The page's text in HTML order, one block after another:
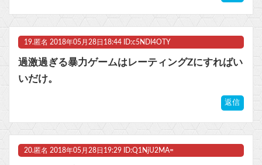
19. 匿名 2018年05月28日18:44 ID:c5NDI4OTY
過激過ぎる暴力ゲームはレーティングZにすればい
いだけ。
返信
20. 匿名 2018年05月28日19:29 ID:Q1NjU2MA=